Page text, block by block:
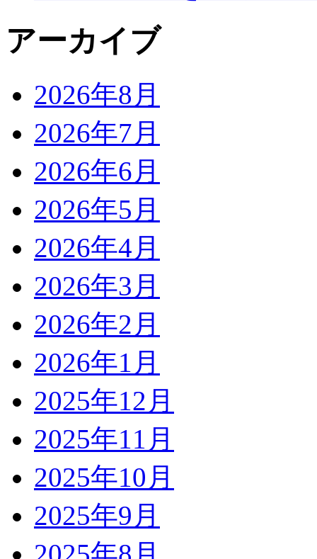
アーカイブ
2026年8月
2026年7月
2026年6月
2026年5月
2026年4月
2026年3月
2026年2月
2026年1月
2025年12月
2025年11月
2025年10月
2025年9月